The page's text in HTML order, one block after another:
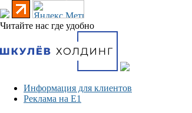
Читайте нас где удобно
Информация для клиентов
Реклама на Е1